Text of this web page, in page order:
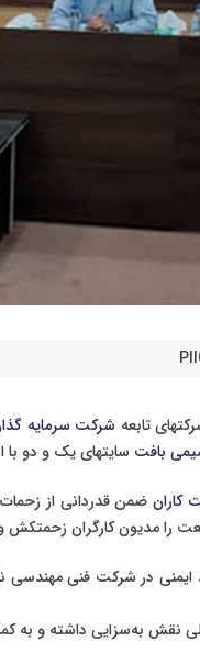
تابعه شرکت سرمایه
بافت سایتهای یک و دو با
کارانضمن قدردانی از
مدیون کارگران زحمتکش
در شرکت فنی مهندسی
نقش به‌سزایی داشته و به